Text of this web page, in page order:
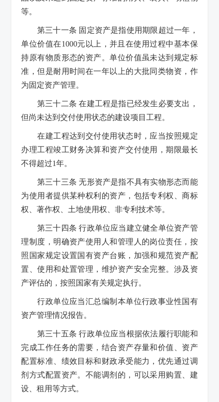
等。
第三十一条 固定资产是指使用期限超过一年，
单位价值在1000元以上，并且在使用过程中基本保
持原有物质形态的资产。单位价值虽未达到规定标
准，但是耐用时间在一年以上的大批同类物资，作
为固定资产管理。
第三十二条 在建工程是指已经发生必要支出，
但尚未达到交付使用状态的建设项目工程。
在建工程达到交付使用状态时，应当按照规定
办理工程竣工财务决算和资产交付使用，期限最长
不得超过1年。
第三十三条 无形资产是指不具有实物形态而能
为使用者提供某种权利的资产，包括专利权、商标
权、著作权、土地使用权、非专利技术等。
第三十四条 行政单位应当建立健全单位资产管
理制度，明确资产使用人和管理人的岗位责任，按
照国家规定设置国有资产台账，加强和规范资产配
置、使用和处置管理，维护资产安全完整。涉及资
产评估的，按照国家有关规定执行。
行政单位应当汇总编制本单位行政事业性国有
资产管理情况报告。
第三十五条 行政单位应当根据依法履行职能和
完成工作任务的需要，结合资产存量和价值、资产
配置标准、绩效目标和财政承受能力，优先通过调
剂方式配置资产。不能调剂的，可以采用购置、建
设、租用等方式。